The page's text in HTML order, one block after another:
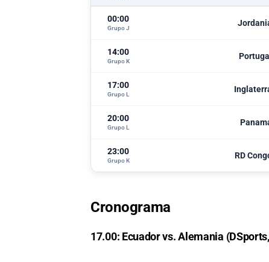
00:00
Grupo J
14:00
Grupo K
Portugal
17:00
Grupo L
20:00
Grupo L
23:00
Grupo K
RD
Cronograma
17.00: Ecuador vs. Alemania